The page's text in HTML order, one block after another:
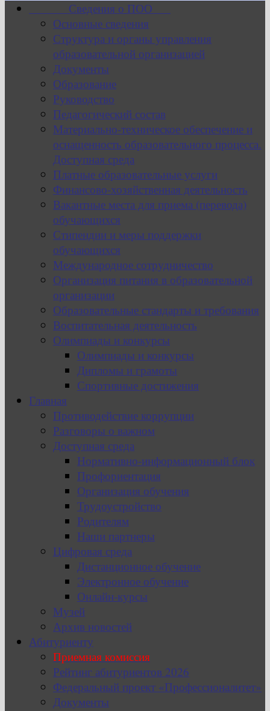
Сведения о ПОО
Основные сведения
Структура и органы управления
образовательной организацией
Документы
Образование
Руководство
Педагогический состав
Материально-техническое обеспечение и
оснащенность образовательного процесса.
Доступная среда
Платные образовательные услуги
Финансово-хозяйственная деятельность
Вакантные места для приема (перевода)
обучающихся
Стипендии и меры поддержки
обучающихся
Международное сотрудничество
Организация питания в образовательной
организации
Образовательные стандарты и требования
Воспитательная деятельность
Олимпиады и конкурсы
Олимпиады и конкурсы
Дипломы и грамоты
Спортивные достижения
Главная
Противодействие коррупции
Разговоры о важном
Доступная среда
Нормативно-информационный блок
Профориентация
Организация обучения
Трудоустройство
Родителям
Наши партнеры
Цифровая среда
Дистанционное обучение
Электронное обучение
Онлайн-курсы
Музей
Архив новостей
Абитуриенту
Приемная комиссия
Рейтинг абитуриентов 2026
Федеральный проект «Профессионалитет»
Документы